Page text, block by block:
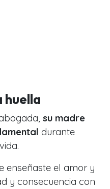
huella
su madre
durante
enseñaste el amor y
y consecuencia con